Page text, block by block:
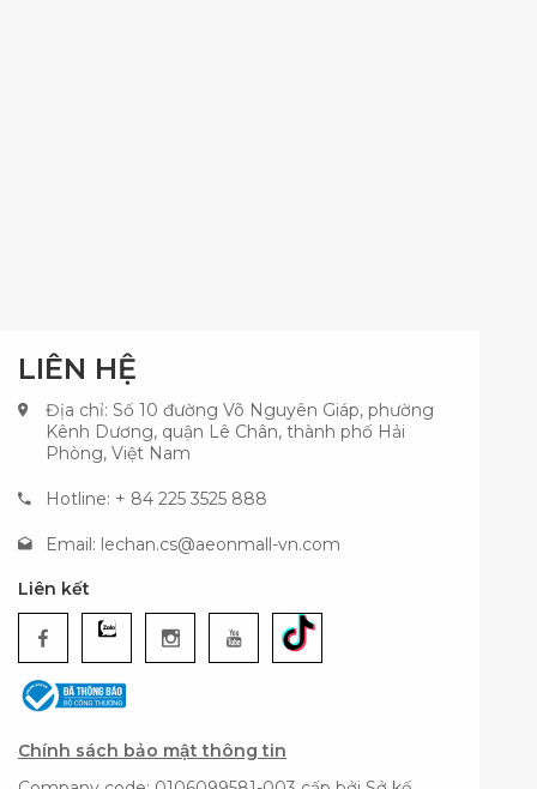
LIÊN HỆ
Địa chỉ: Số 10 đường Võ Nguyên Giáp, phường
Kênh Dương, quận Lê Chân, thành phố Hải
Phòng, Việt Nam
Hotline: + 84 225 3525 888
Email: lechan.cs@aeonmall-vn.com
Liên kết
Chính sách bảo mật thông tin